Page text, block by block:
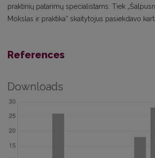
praktinių patarimų specialistams. Tiek
Mokslas ir praktika“ skaitytojus pasiekdavo
References
Downloads